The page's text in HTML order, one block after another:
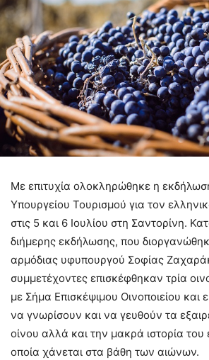
Με επιτυχία ολοκληρώθηκε η
Υπουργείου Τουρισμού για τον
στις 5 και 6 Ιουλίου στη Σαντορίνη.
διήμερης εκδήλωσης, που
αρμόδιας υφυπουργού Σοφίας
συμμετέχοντες επισκέφθηκαν τρία
με Σήμα Επισκέψιμου Οινοποιείου και
να γνωρίσουν και να γευθούν τα
οίνου αλλά και την μακρά ιστορία του
οποία χάνεται στα βάθη των αιώνων.